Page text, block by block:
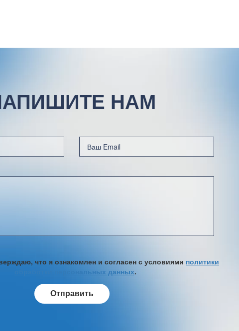
НАМ
что я ознакомлен и согласен с условиями политики
обработки персональных данных.